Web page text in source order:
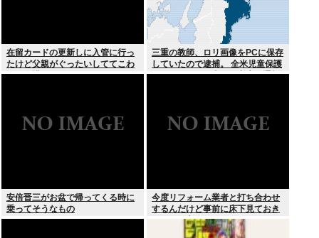
在留カードの更新しに入管に行っ
たけど父親がぐったいしててこわ
い要介護3
三重の教師、ロリ画像をPCに保存
していたので逮捕。 全米児童保護
センターから日本の警察庁に通報
安倍晋三がお盆で帰ってくる時に
乗ってそうなもの
今度リフォーム業者と打ち合わせ
するんだけど事前に床下見ておき
たいって言われたんだけどそうい
うものなの？